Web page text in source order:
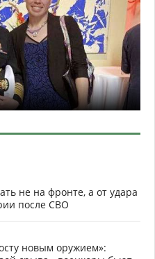
не на фронте, а от удара
после СВО
новым оружием»: